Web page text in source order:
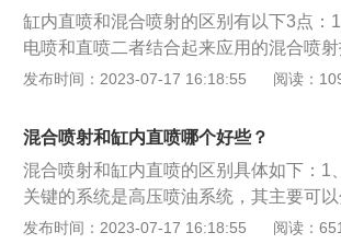
缸内直喷和混合喷射的区别有以下3点：
电喷和直喷二者结合起来应用的混合喷
喷射组合而成的供油系统。缸内直喷技
混合气，进行平顺高效地燃烧。2、优点
效率，还避免了直喷发动机在低负荷工
直喷技术在燃烧的时候，空气层会隔绝
而减少了热量的损失，从而提升发动机
的作用意在结合歧管喷射和缸内直喷技
发布时间：2023-07-17 16:18:55 阅读：
混合喷射和缸内直喷哪个好些？
混合喷射和缸内直喷的区别具体如下：1
关键的系统是高压喷油系统，其主要可
轨、高压油泵和喷油嘴四部分，混合喷
发布时间：2023-07-17 16:18:55 阅读：